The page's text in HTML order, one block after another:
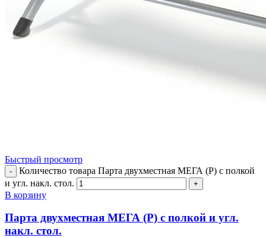
Быстрый просмотр
-
Количество товара Парта двухместная МЕГА (Р) с полкой
и угл. накл. стол.
+
В корзину
Парта двухместная МЕГА (Р) с полкой и угл.
накл. стол.